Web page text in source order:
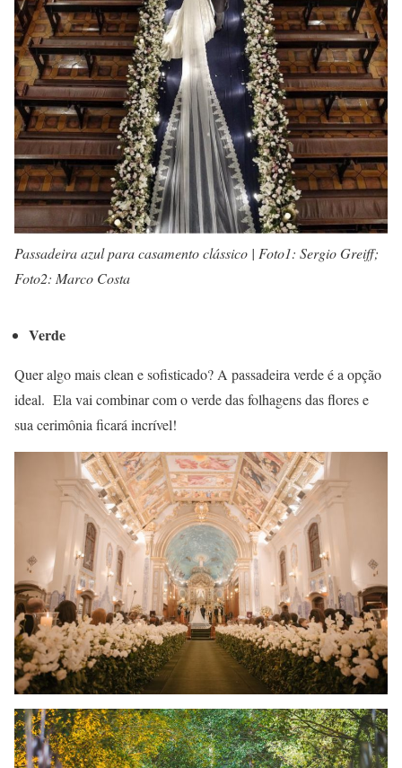
Passadeira azul para casamento clássico | Foto1: Sergio Greiff;
Foto2: Marco Costa
Verde
Quer algo mais clean e sofisticado? A passadeira verde é a opção
ideal. Ela vai combinar com o verde das folhagens das flores e
sua cerimônia ficará incrível!